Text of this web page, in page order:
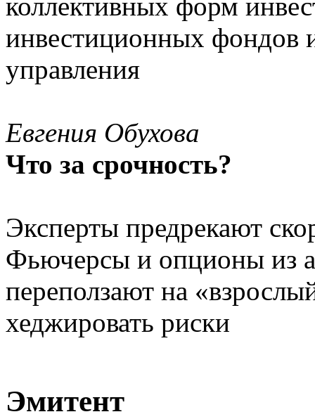
коллективных форм
инвестиционных фондов
управления
Евгения Обухова
Что за срочность?
Эксперты предрекают
Фьючерсы и опционы из
переползают на
хеджировать риски
Эмитент